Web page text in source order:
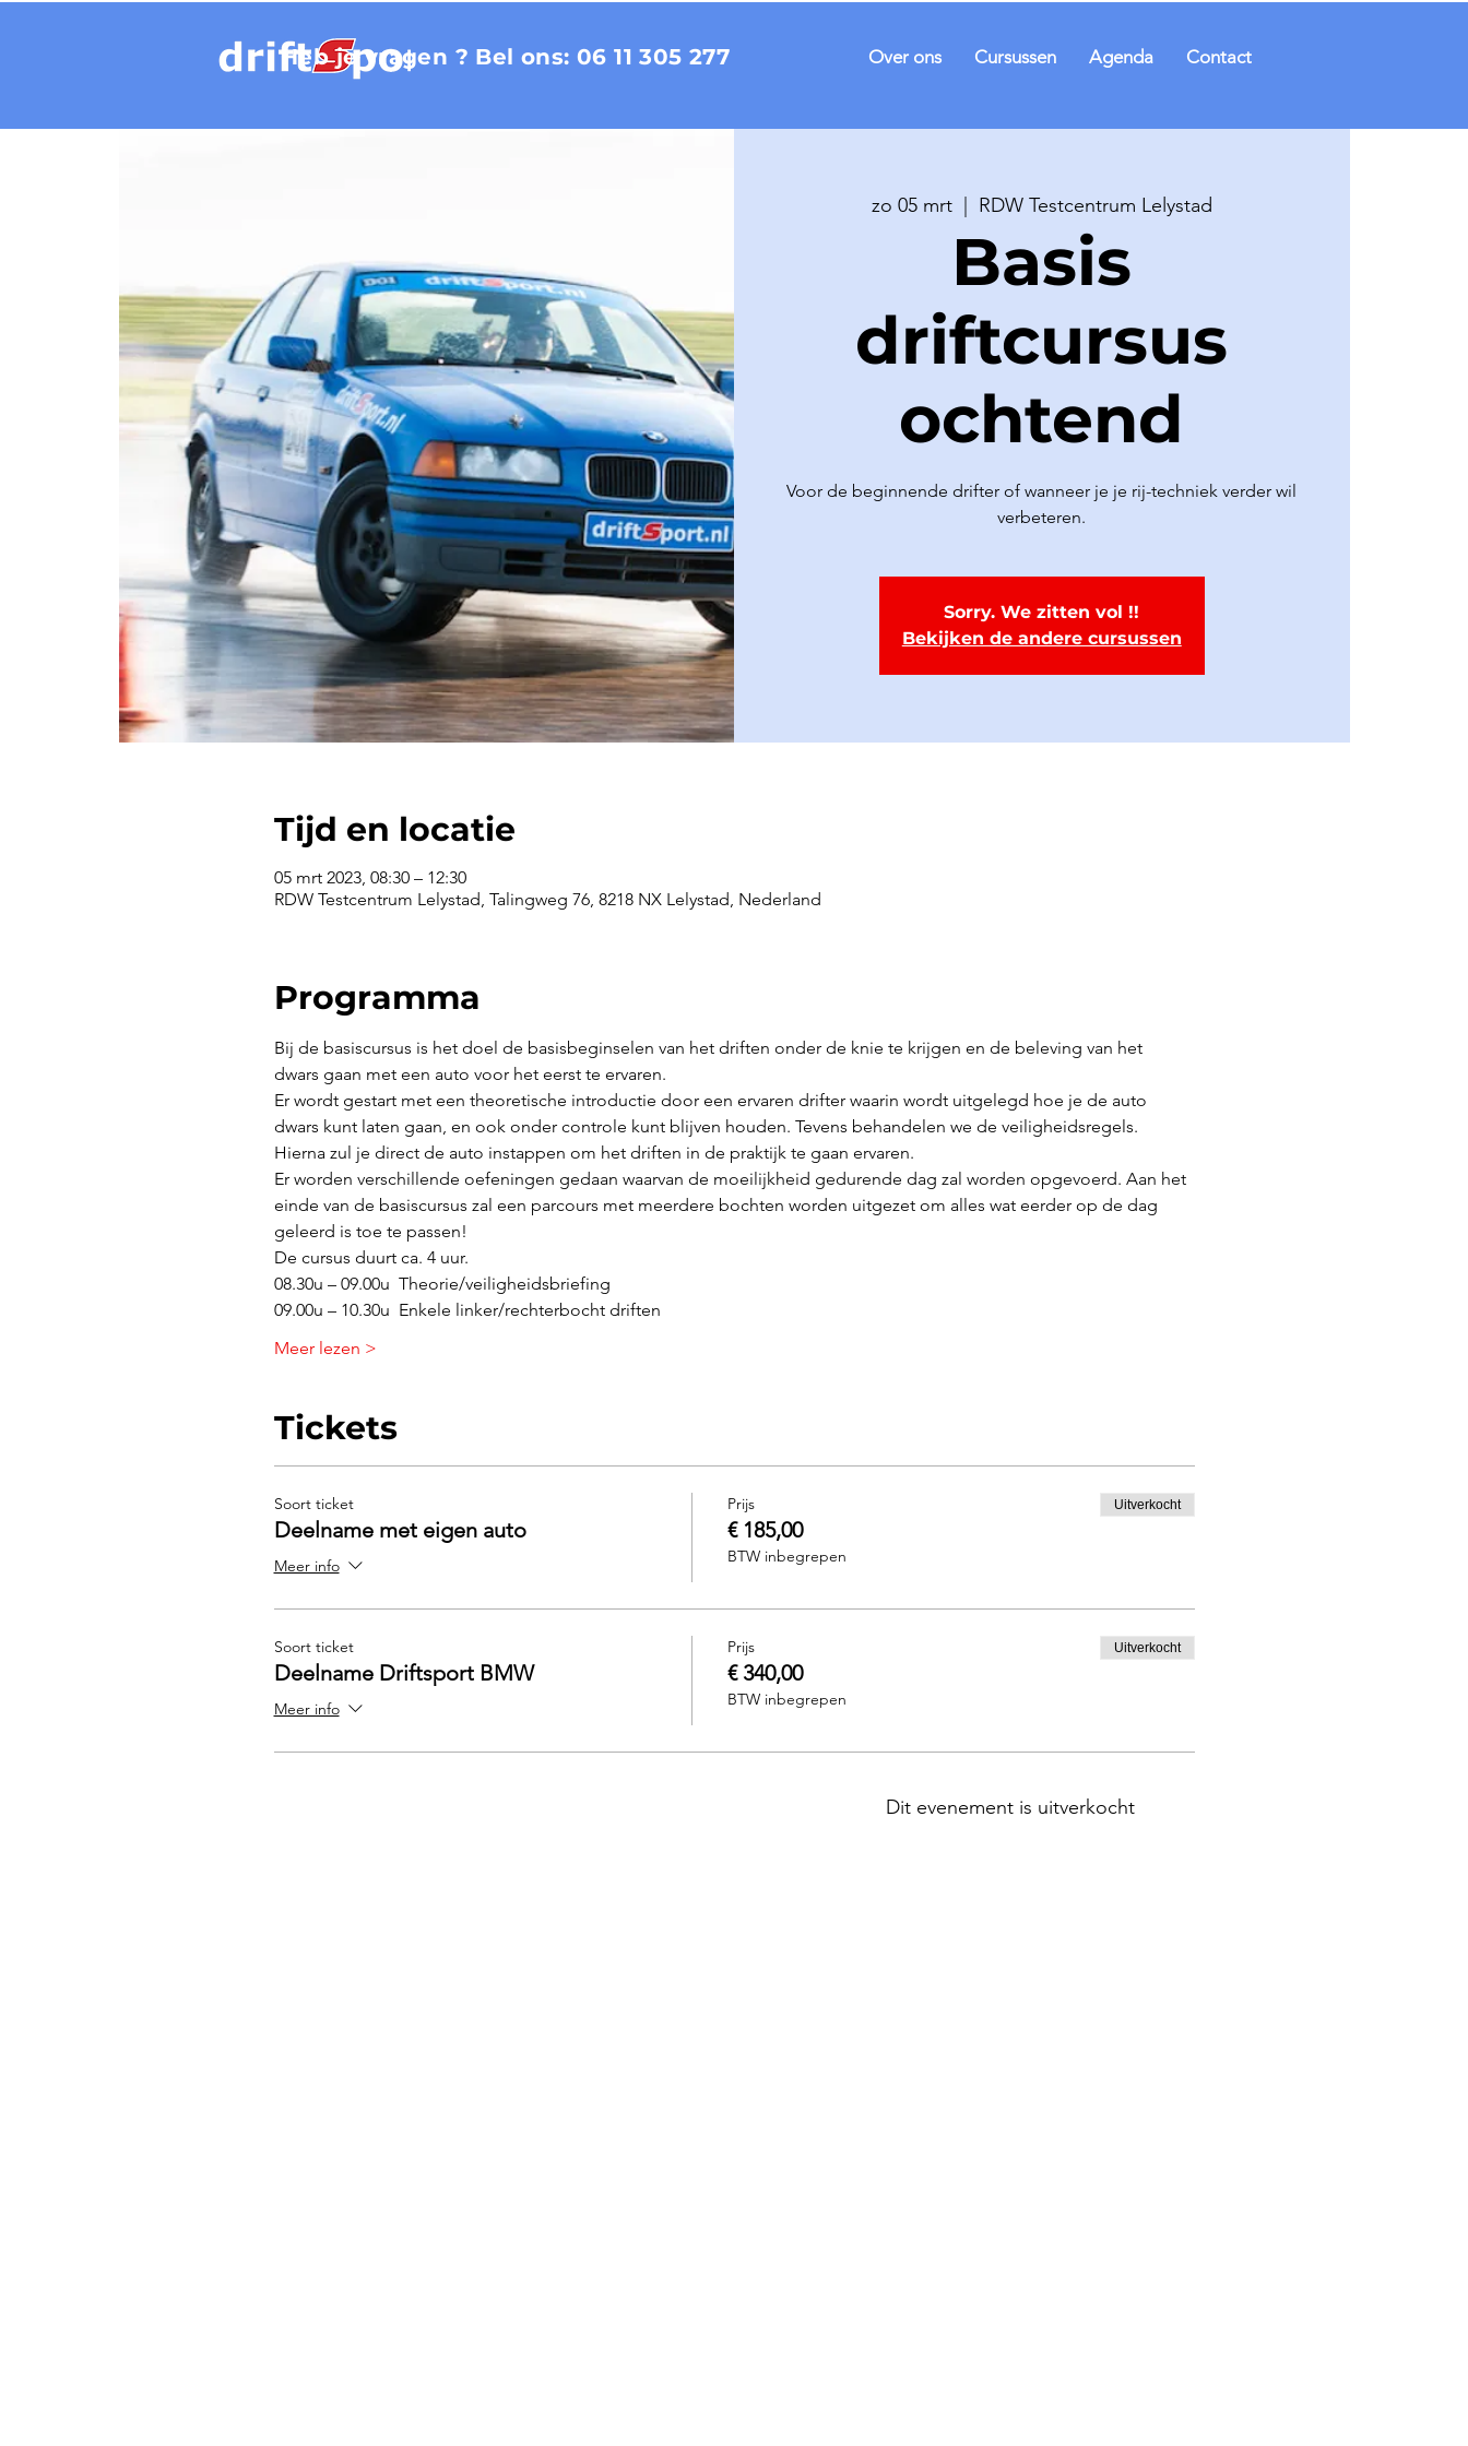
Over ons Cursussen Agenda Contact
Heb je vragen ? Bel ons: 06 11 305 277
zo 05 mrt
  |
RDW Testcentrum Lelystad
Basis
driftcursus
ochtend
Voor de beginnende drifter of wanneer je je rij-techniek verder wil
verbeteren.
Sorry. We zitten vol !!
Bekijken de andere cursussen
Tijd en locatie
05 mrt 2023, 08:30 – 12:30
RDW Testcentrum Lelystad, Talingweg 76, 8218 NX Lelystad, Nederland
Programma
Bij de basiscursus is het doel de basisbeginselen van het driften onder de knie te krijgen en de beleving van het
dwars gaan met een auto voor het eerst te ervaren.
Er wordt gestart met een theoretische introductie door een ervaren drifter waarin wordt uitgelegd hoe je de auto
dwars kunt laten gaan, en ook onder controle kunt blijven houden. Tevens behandelen we de veiligheidsregels.
Hierna zul je direct de auto instappen om het driften in de praktijk te gaan ervaren.
Er worden verschillende oefeningen gedaan waarvan de moeilijkheid gedurende dag zal worden opgevoerd. Aan het
einde van de basiscursus zal een parcours met meerdere bochten worden uitgezet om alles wat eerder op de dag
geleerd is toe te passen!
De cursus duurt ca. 4 uur.
08.30u – 09.00u  Theorie/veiligheidsbriefing
09.00u – 10.30u  Enkele linker/rechterbocht driften
Meer lezen >
Tickets
Soort ticket
Deelname met eigen auto
Meer info
Prijs
€ 185,00
BTW inbegrepen
Uitverkocht
Soort ticket
Deelname Driftsport BMW
Meer info
Prijs
€ 340,00
BTW inbegrepen
Uitverkocht
Dit evenement is uitverkocht